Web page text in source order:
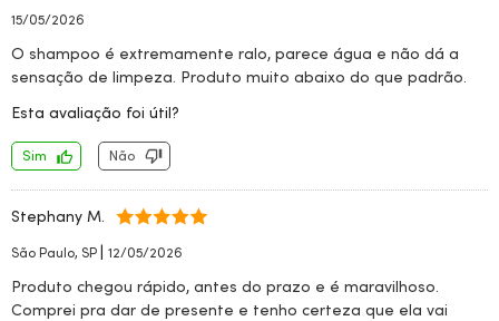
15/05/2026
O shampoo é extremamente ralo, parece água e não dá a
sensação de limpeza. Produto muito abaixo do que padrão.
Esta avaliação foi útil?
Sim Não
Stephany M.
São Paulo, SP | 12/05/2026
Produto chegou rápido, antes do prazo e é maravilhoso.
Comprei pra dar de presente e tenho certeza que ela vai